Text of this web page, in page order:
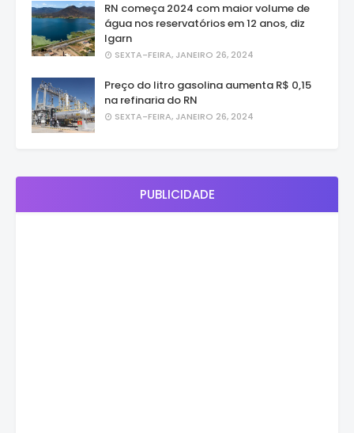
RN começa 2024 com maior volume de
água nos reservatórios em 12 anos, diz
Igarn
SEXTA-FEIRA, JANEIRO 26, 2024
Preço do litro gasolina aumenta R$ 0,15
na refinaria do RN
SEXTA-FEIRA, JANEIRO 26, 2024
PUBLICIDADE